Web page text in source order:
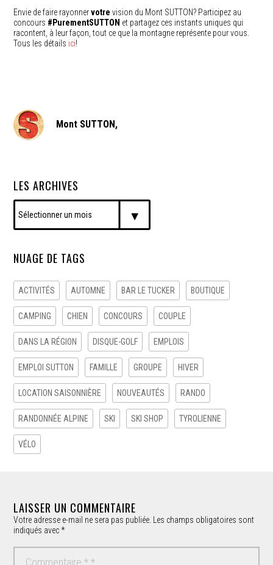
Envie de faire rayonnervotre vision du Mont SUTTON? Participez au
concours #PurementSUTTON et partagez ces instants uniques qui
racontent, à leur façon, tout ce que la montagne représente pour vous.
Tous les détails ici!
Mont SUTTON,
LES ARCHIVES
NUAGE DE TAGS
ACTIVITÉS AUTOMNE BAR LE TUCKER BOUTIQUE
CAMPING CHIEN CONCOURS COUPLE
DANS LA RÉGION DISQUE-GOLF EMPLOIS
EMPLOI SUTTON FAMILLE GROUPE HIVER
LOCATION SAISONNIÈRE NOUVEAUTÉS RANDO
RANDONNÉE ALPINE SKI SKI SHOP TYROLIENNE
VÉLO
LAISSER UN COMMENTAIRE
Votre adresse e-mail ne sera pas publiée.
Les champs obligatoires sont
indiqués avec*